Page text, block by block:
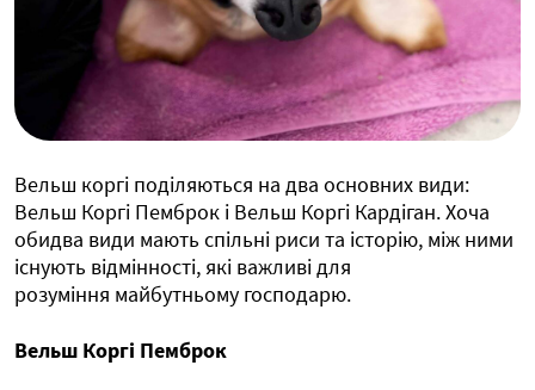
Вельш коргі поділяються на два основних види:
Вельш Коргі Пемброк і Вельш Коргі Кардіган. Хоча
обидва види мають спільні риси та історію, між ними
існують відмінності, які важливі для
розуміння майбутньому господарю.
Вельш Коргі Пемброк